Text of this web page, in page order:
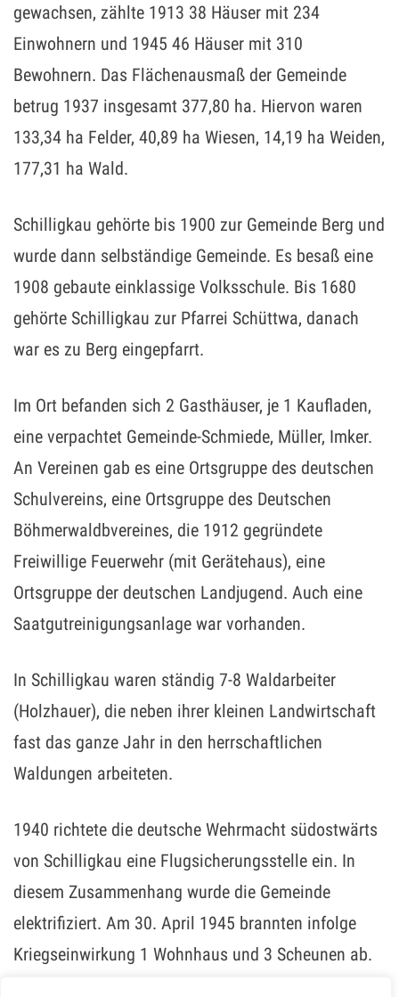
gewachsen, zählte 1913 38 Häuser mit 234
Einwohnern und 1945 46 Häuser mit 310
Bewohnern. Das Flächenausmaß der Gemeinde
betrug 1937 insgesamt 377,80 ha. Hiervon waren
133,34 ha Felder, 40,89 ha Wiesen, 14,19 ha Weiden,
177,31 ha Wald.
Schilligkau gehörte bis 1900 zur Gemeinde Berg und
wurde dann selbständige Gemeinde. Es besaß eine
1908 gebaute einklassige Volksschule. Bis 1680
gehörte Schilligkau zur Pfarrei Schüttwa, danach
war es zu Berg eingepfarrt.
Im Ort befanden sich 2 Gasthäuser, je 1 Kaufladen,
eine verpachtet Gemeinde-Schmiede, Müller, Imker.
An Vereinen gab es eine Ortsgruppe des deutschen
Schulvereins, eine Ortsgruppe des Deutschen
Böhmerwaldbvereines, die 1912 gegründete
Freiwillige Feuerwehr (mit Gerätehaus), eine
Ortsgruppe der deutschen Landjugend. Auch eine
Saatgutreinigungsanlage war vorhanden.
In Schilligkau waren ständig 7-8 Waldarbeiter
(Holzhauer), die neben ihrer kleinen Landwirtschaft
fast das ganze Jahr in den herrschaftlichen
Waldungen arbeiteten.
1940 richtete die deutsche Wehrmacht südostwärts
von Schilligkau eine Flugsicherungsstelle ein. In
diesem Zusammenhang wurde die Gemeinde
elektrifiziert. Am 30. April 1945 brannten infolge
Kriegseinwirkung 1 Wohnhaus und 3 Scheunen ab.